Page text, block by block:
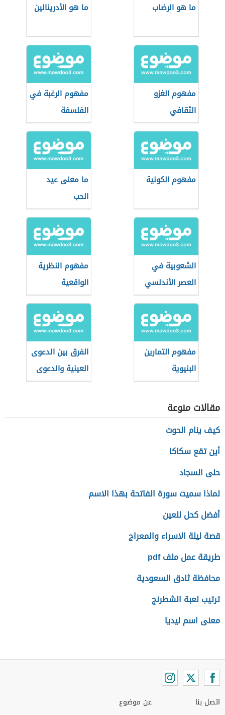
ما هو الرضاب ما هو الأدرينالين
مفهوم الغزو
الثقافي
مفهوم الرغبة في
الفلسفة
مفهوم الكونية
ما معنى عيد
الحب
الشعوبية في
العصر الأندلسي
مفهوم النظرية
الواقعية
الكلاسيكية في
العلاقات الدولية
مفهوم التمارين
البنيوية
الفرق بين الدعوى
العينية والدعوى
الشخصية العقارية
مقالات منوعة
كيف ينام الحوت
أين تقع سكاكا
حلى السجاد
لماذا سميت سورة الفاتحة بهذا الاسم
أفضل كحل للعين
قصة ليلة الاسراء والمعراج
طريقة عمل ملف pdf
محافظة ثادق السعودية
ترتيب لعبة الشطرنج
معنى اسم ليديا
اتصل بنا عن موضوع